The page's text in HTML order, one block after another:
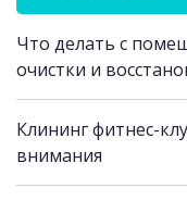
Что делать с
очистки и
Клининг фитнес-
внимания